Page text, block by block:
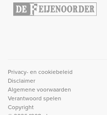
Privacy- en cookiebeleid
Disclaimer
Algemene voorwaarden
Verantwoord spelen
Copyright